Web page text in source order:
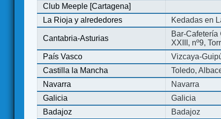
Club Meeple [Cartagena]
La Rioja y alrededores
Kedadas en
Cantabria-Asturias
Bar-
XXIII, nº9,
País Vasco
Vizcaya-
Castilla la Mancha
Toledo,
Navarra
Navarra
Galicia
Galicia
Badajoz
Badajoz